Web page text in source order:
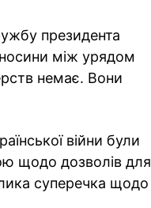
президента
між урядом
немає. Вони
війни були
щодо дозволів для
суперечка щодо